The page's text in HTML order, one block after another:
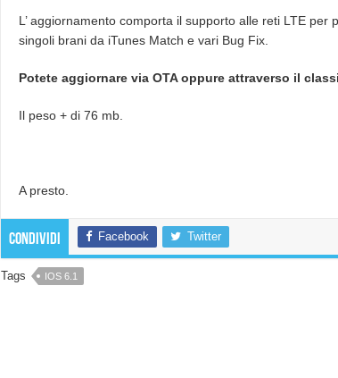
L’ aggiornamento comporta il supporto alle reti LTE per
singoli brani da iTunes Match e vari Bug Fix.
Potete aggiornare via OTA oppure attraverso il
Il peso + di 76 mb.
A presto.
Condividi Facebook Twitter
Tags IOS 6.1